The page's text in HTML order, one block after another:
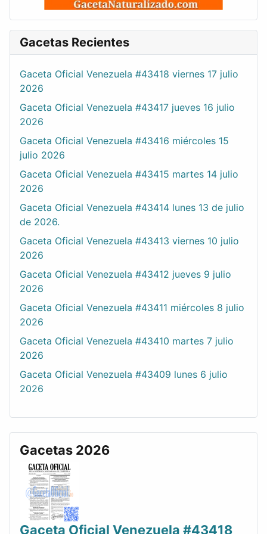
Gacetas Recientes
Gaceta Oficial Venezuela #43418 viernes 17 julio
2026
Gaceta Oficial Venezuela #43417 jueves 16 julio
2026
Gaceta Oficial Venezuela #43416 miércoles 15
julio 2026
Gaceta Oficial Venezuela #43415 martes 14 julio
2026
Gaceta Oficial Venezuela #43414 lunes 13 de julio
de 2026.
Gaceta Oficial Venezuela #43413 viernes 10 julio
2026
Gaceta Oficial Venezuela #43412 jueves 9 julio
2026
Gaceta Oficial Venezuela #43411 miércoles 8 julio
2026
Gaceta Oficial Venezuela #43410 martes 7 julio
2026
Gaceta Oficial Venezuela #43409 lunes 6 julio
2026
Gacetas 2026
Gaceta Oficial Venezuela #43418